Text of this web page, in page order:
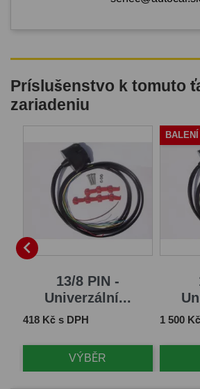
Príslušenstvo k tomuto
zariadeniu

13/8 PIN -
Univerzální...
Cena
418 Kč s DPH
VÝBĚR
Cena
1 500
BALENÍ